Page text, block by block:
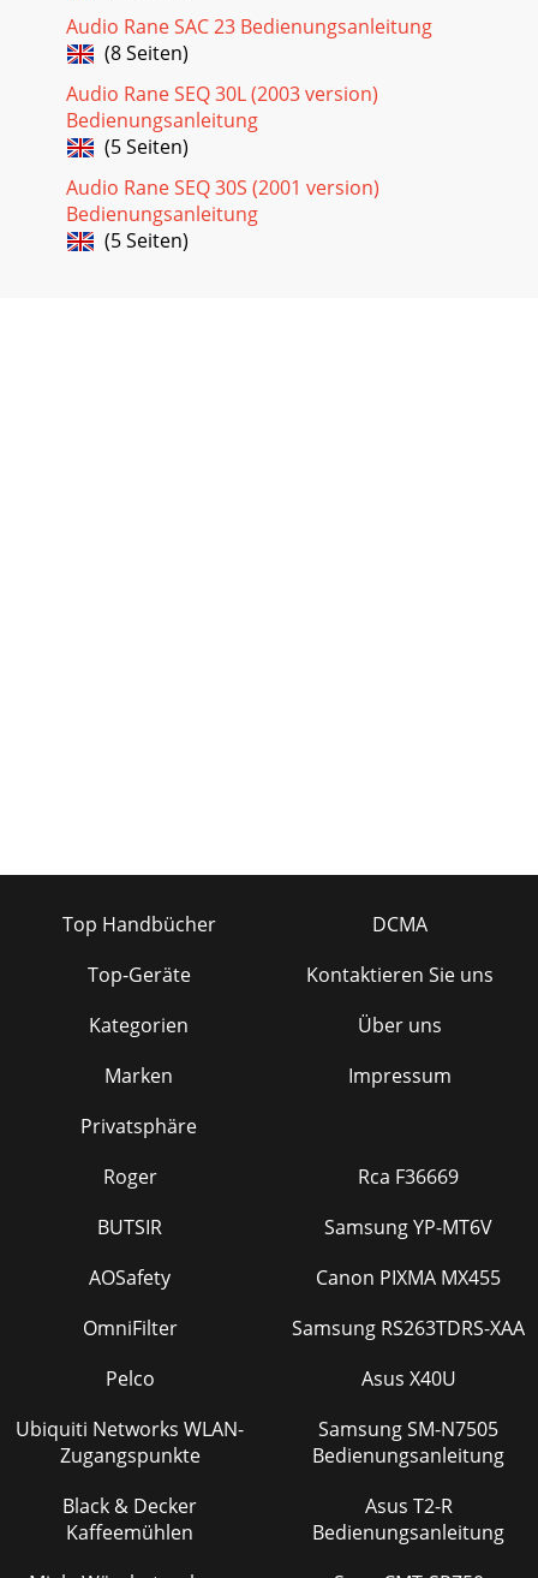
Audio Rane SAC 23 Bedienungsanleitung
(8 Seiten)
Audio Rane SEQ 30L (2003 version)
Bedienungsanleitung
(5 Seiten)
Audio Rane SEQ 30S (2001 version)
Bedienungsanleitung
(5 Seiten)
Top Handbücher
Top-Geräte
Kategorien
Marken
Privatsphäre
DCMA
Kontaktieren Sie uns
Über uns
Impressum
Roger
BUTSIR
AOSafety
OmniFilter
Pelco
Ubiquiti Networks WLAN-
Zugangspunkte
Black & Decker
Kaffeemühlen
Rca F36669
Samsung YP-MT6V
Canon PIXMA MX455
Samsung RS263TDRS-XAA
Asus X40U
Samsung SM-N7505
Bedienungsanleitung
Asus T2-R
Bedienungsanleitung